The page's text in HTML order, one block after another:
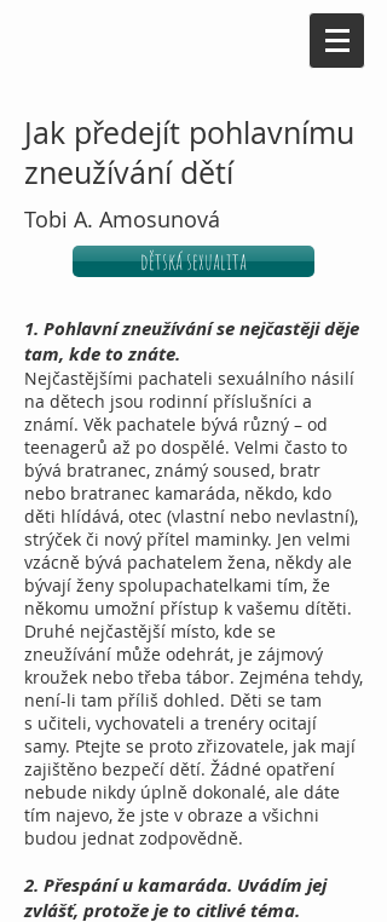
Jak předejít pohlavnímu
zneužívání dětí
Tobi A. Amosunová
dětská sexualita
1. Pohlavní zneužívání se nejčastěji děje
tam, kde to znáte.
Nejčastějšími pachateli sexuálního násilí
na dětech jsou rodinní příslušníci a
známí. Věk pachatele bývá různý – od
teenagerů až po dospělé. Velmi často to
bývá bratranec, známý soused, bratr
nebo bratranec kamaráda, někdo, kdo
děti hlídává, otec (vlastní nebo nevlastní),
strýček či nový přítel maminky. Jen velmi
vzácně bývá pachatelem žena, někdy ale
bývají ženy spolupachatelkami tím, že
někomu umožní přístup k vašemu dítěti.
Druhé nejčastější místo, kde se
zneužívání může odehrát, je zájmový
kroužek nebo třeba tábor. Zejména tehdy,
není-li tam příliš dohled. Děti se tam
s učiteli, vychovateli a trenéry ocitají
samy. Ptejte se proto zřizovatele, jak mají
zajištěno bezpečí dětí. Žádné opatření
nebude nikdy úplně dokonalé, ale dáte
tím najevo, že jste v obraze a všichni
budou jednat zodpovědně.
2. Přespání u kamaráda. Uvádím jej
zvlášť, protože je to citlivé téma.